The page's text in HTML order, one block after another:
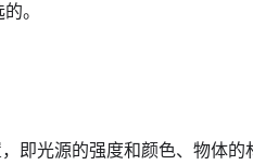
。
即光源的强度和颜色、物体